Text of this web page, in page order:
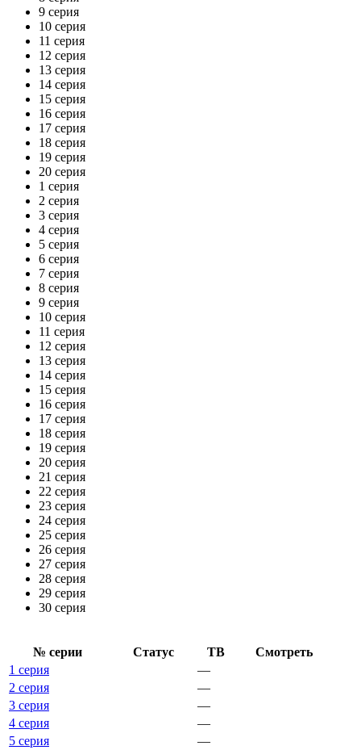
9 серия
10 серия
11 серия
12 серия
13 серия
14 серия
15 серия
16 серия
17 серия
18 серия
19 серия
20 серия
1 серия
2 серия
3 серия
4 серия
5 серия
6 серия
7 серия
8 серия
9 серия
10 серия
11 серия
12 серия
13 серия
14 серия
15 серия
16 серия
17 серия
18 серия
19 серия
20 серия
21 серия
22 серия
23 серия
24 серия
25 серия
26 серия
27 серия
28 серия
29 серия
30 серия
№ се­рии Ста­тус ТВ
Смот­реть
1 серия
—
2 серия
—
3 серия
—
4 серия
—
5 серия
—